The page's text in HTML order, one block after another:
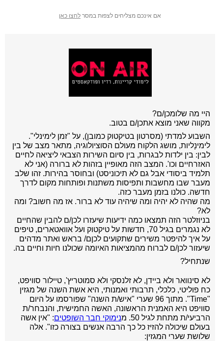
אם אינכם מצליחים לצפות במסר לחצו כאן
היי מה שלומכן/ם?
מקווה שאני מוצא אתכן/ם בטוב.
השבוע למדתי (מסרטון בטיקטוק כמובן), על "זמן לימינלי".
לימינָליות, מושג הלקוח מעולם הסוציולוגיה, מתאר מצב של בין
לבין: בין ילדות לבגרות, בין סיום השירות הצבאי ליציאה לחיים
האזרחיים וכו'. המצב הזה מאופיין בזהות לא ברורה (אני לא
תלמיד ביסודי אבל גם לא תיכוניסט) ובחוסר בהירות. זהו שלב
מעבר שבו מחשבות ותפיסות משתנות ופותחות מקום לדרך
חדשה. כולנו בזמן מעבר כזה.
מה שהיה לא יהיה ומה שיהיה עוד לא ברור. אז מה חשוב? ומה
לא?
בניוזלטר הזה תמצאו כמה ידיעות שיעזרו לכן/ם להבין שהחיים
לא נגמרים בגיל 70, חדשות על טיקטוק ועל אוואטארים, טיפים
על איך להיפטר משירים שתקועים לכןם/ בראש ואתר מדהים
שיעזור לכן/ם לברוח מהמציאות האיומה שכולנו חיות וחיים בה.
שנתחיל?
לא סינוואר ולא ביידן, לא זלנסקי ולא סמוטריץ', טיילור סוויפט,
כח פוליטי, כלכלי, תרבותי ואמנותי, היא אשת השנה של מגזין
"Time". מתוך 96 שערי "איש/ת השנה" שפורסמו על היום
סוויפט היא האמנית הראשונה, האשה החמישית, והנבחר/ת
הרביעי/ת מתחת לגיל 50. מ
נימוקי חבר השופטים: "אין אשה
בעולם שיכולה להזיז כל כך הרבה אנשים בצורה כזו". אלה
שלושת שערי המגזין: